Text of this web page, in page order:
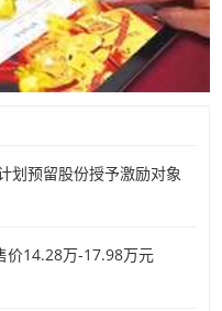
划预留股份授予激励对象
价14.28万-17.98万元